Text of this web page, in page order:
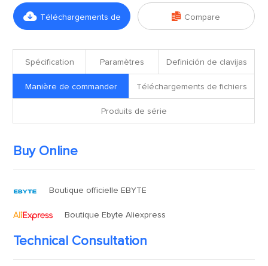
 Téléchargements de  Compare
Spécification Paramètres Definición de clavijas
Manière de commander Téléchargements de fichiers
Produits de série
Buy Online
Boutique officielle EBYTE
Boutique Ebyte Aliexpress
Technical Consultation